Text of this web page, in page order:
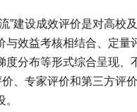
建设成效评价是对高校
与效益考核相结合、定量
度分布等形式综合呈现、
、专家评价和第三方评